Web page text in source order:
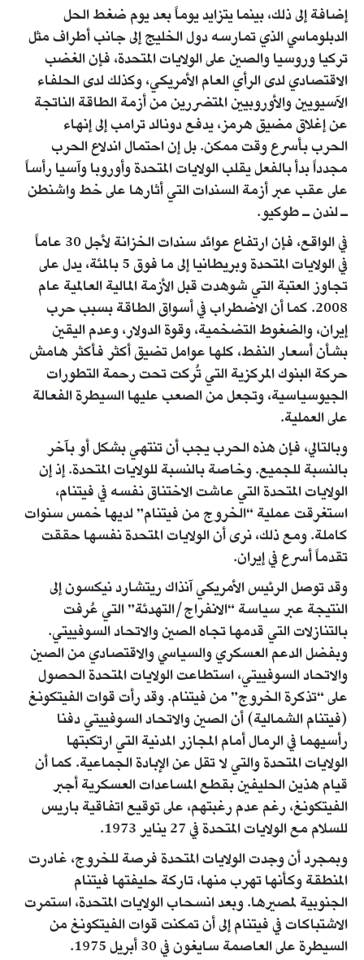
إضافة إلى ذلك، بينما يتزايد يوماً بعد يوم ضغط الحل
الدبلوماسي الذي تمارسه دول الخليج إلى جانب أطراف مثل
تركيا وروسيا والصين على الولايات المتحدة، فإن الغضب
الاقتصادي لدى الرأي العام الأمريكي، وكذلك لدى الحلفاء
الآسيويين والأوروبيين المتضررين من أزمة الطاقة الناتجة
عن إغلاق مضيق هرمز، يدفع دونالد ترامب إلى إنهاء
الحرب بأسرع وقت ممكن. بل إن احتمال اندلاع الحرب
مجدداً بدأ بالفعل يقلب الولايات المتحدة وأوروبا وآسيا رأساً
على عقب عبر أزمة السندات التي أثارها على خط واشنطن
ـ لندن ـ طوكيو.
في الواقع، فإن ارتفاع عوائد سندات الخزانة لأجل 30 عاماً
في الولايات المتحدة وبريطانيا إلى ما فوق 5 بالمئة، يدل على
تجاوز العتبة التي شوهدت قبل الأزمة المالية العالمية عام
2008. كما أن الاضطراب في أسواق الطاقة بسبب حرب
إيران، والضغوط التضخمية، وقوة الدولار، وعدم اليقين
بشأن أسعار النفط، كلها عوامل تضيق أكثر فأكثر هامش
حركة البنوك المركزية التي تُركت تحت رحمة التطورات
الجيوسياسية، وتجعل من الصعب عليها السيطرة الفعالة
على العملية.
وبالتالي، فإن هذه الحرب يجب أن تنتهي بشكل أو بآخر
بالنسبة للجميع. وخاصة بالنسبة للولايات المتحدة. إذ إن
الولايات المتحدة التي عاشت الاختناق نفسه في فيتنام،
استغرقت عملية “الخروج من فيتنام” لديها خمس سنوات
كاملة. ومع ذلك، نرى أن الولايات المتحدة نفسها حققت
تقدماً أسرع في إيران.
وقد توصل الرئيس الأمريكي آنذاك ريتشارد نيكسون إلى
النتيجة عبر سياسة “الانفراج/التهدئة” التي عُرفت
بالتنازلات التي قدمها تجاه الصين والاتحاد السوفييتي.
وبفضل الدعم العسكري والسياسي والاقتصادي من الصين
والاتحاد السوفييتي، استطاعت الولايات المتحدة الحصول
على “تذكرة الخروج” من فيتنام. وقد رأت قوات الفيتكونغ
(فيتنام الشمالية) أن الصين والاتحاد السوفييتي دفنا
رأسيهما في الرمال أمام المجازر المدنية التي ارتكبتها
الولايات المتحدة والتي لا تقل عن الإبادة الجماعية. كما أن
قيام هذين الحليفين بقطع المساعدات العسكرية أجبر
الفيتكونغ، رغم عدم رغبتهم، على توقيع اتفاقية باريس
للسلام مع الولايات المتحدة في 27 يناير 1973.
وبمجرد أن وجدت الولايات المتحدة فرصة للخروج، غادرت
المنطقة وكأنها تهرب منها، تاركة حليفتها فيتنام
الجنوبية لمصيرها. وبعد انسحاب الولايات المتحدة، استمرت
الاشتباكات في فيتنام إلى أن تمكنت قوات الفيتكونغ من
السيطرة على العاصمة سايغون في 30 أبريل 1975.